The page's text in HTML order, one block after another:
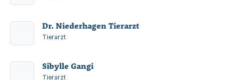
Dr. Niederhagen Tierarzt
Tierarzt
Sibylle Gangi
Tierarzt